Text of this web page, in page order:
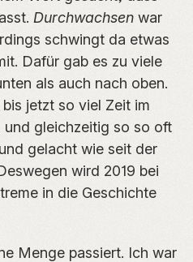
Durchwachsen war
schwingt da etwas
Dafür gab es zu viele
als auch nach oben.
jetzt so viel Zeit im
und gleichzeitig so so oft
gelacht wie seit der
wird 2019 bei
in die Geschichte
Menge passiert. Ich war